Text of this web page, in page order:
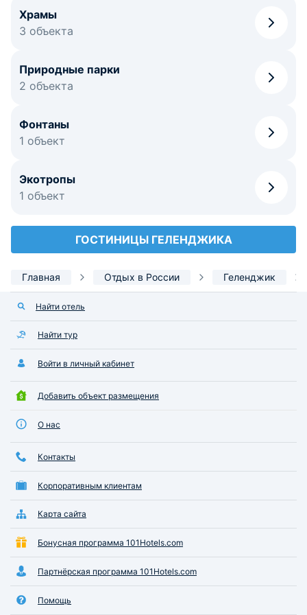
Храмы
3 объекта
Природные парки
2 объекта
Фонтаны
1 объект
Экотропы
1 объект
ГОСТИНИЦЫ ГЕЛЕНДЖИКА
Главная Отдых в России Геленджик
Найти отель
Найти тур
Войти в личный кабинет
Добавить объект размещения
О нас
Контакты
Корпоративным клиентам
Карта сайта
Бонусная программа 101Hotels.com
Партнёрская программа 101Hotels.com
Помощь